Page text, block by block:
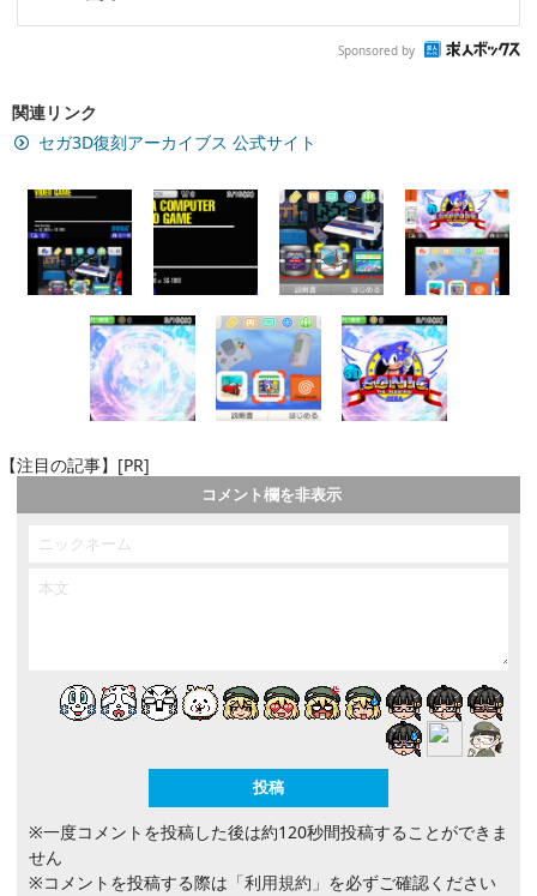
Sponsored by
関連リンク
セガ3D復刻アーカイブス 公式サイト
【注目の記事】[PR]
コメント欄を非表示
※一度コメントを投稿した後は約120秒間投稿することができま
せん
※コメントを投稿する際は 「利用規約」 を必ずご確認ください